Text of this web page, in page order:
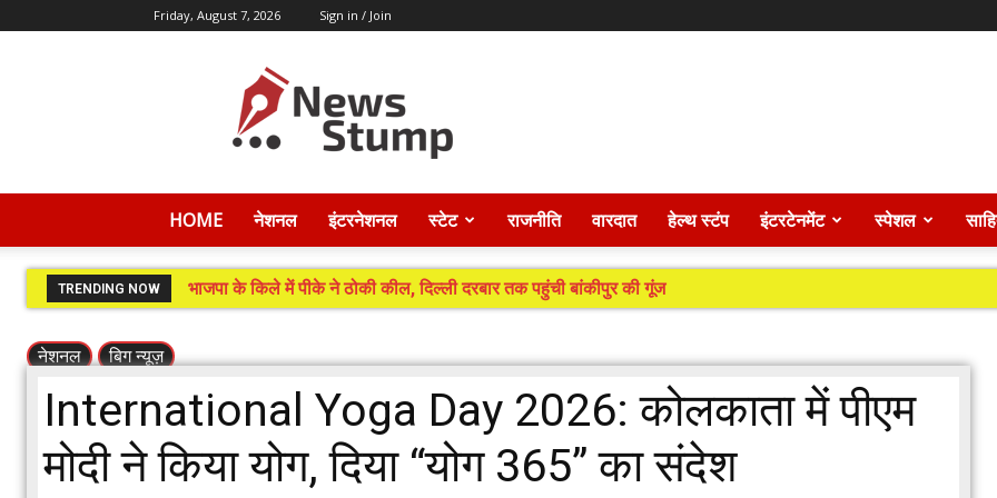
Friday, August 7, 2026 Sign in / Join
Stump
HOME नेशनल इंटरनेशनल स्टेट राजनीति वारदात हेल्थ स्टंप इंटरटेनमेंट स्पेशल
TRENDING NOW भाजपा के किले में पीके ने ठोकी कील, दिल्ली दरबार तक पहुंची बांकीपुर की गूंज
नेशनल बिग न्यूज़
International Yoga Day 2026: कोलकाता में पीएम
मोदी ने किया योग, दिया “योग 365” का संदेश